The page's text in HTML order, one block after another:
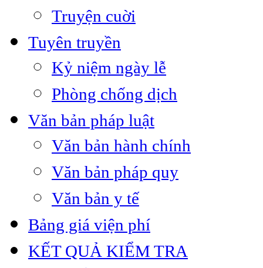
Truyện cuời
Tuyên truyền
Kỷ niệm ngày lễ
Phòng chống dịch
Văn bản pháp luật
Văn bản hành chính
Văn bản pháp quy
Văn bản y tế
Bảng giá viện phí
KẾT QUẢ KIỂM TRA